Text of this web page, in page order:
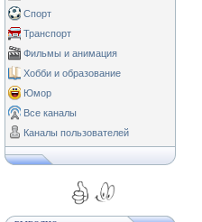
Спорт
Транспорт
Фильмы и анимация
Хобби и образование
Юмор
Все каналы
Каналы пользователей